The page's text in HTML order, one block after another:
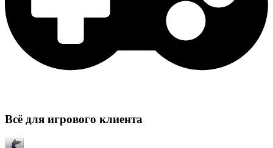
Всё для игрового клиента